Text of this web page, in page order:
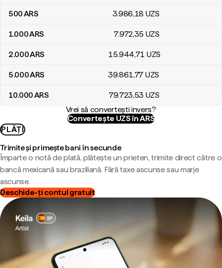
500ARS 3.986,18 UZS
1.000ARS 7.972,35 UZS
2.000ARS 15.944,71 UZS
5.000ARS 39.861,77 UZS
10.000ARS 79.723,53 UZS
Vrei să convertești invers?
Convertește UZS în ARS
PLĂȚI
Trimite și primește bani în secunde
Împarte o notă de plată, plătește un prieten, trimite direct către o
bancă mexicană sau braziliană. Fără taxe ascunse sau marje
ascunse.
Deschide-ți contul gratuit